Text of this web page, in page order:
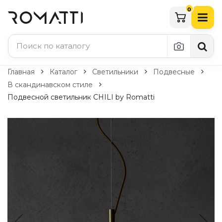
0
Каталог Romatti
Свет и освещение
Подвесные светильники
Комплектующие
Главная Каталог Светильники
Подвесные
В скандинавском стиле
Подвесной светильник CHILI by Romatti